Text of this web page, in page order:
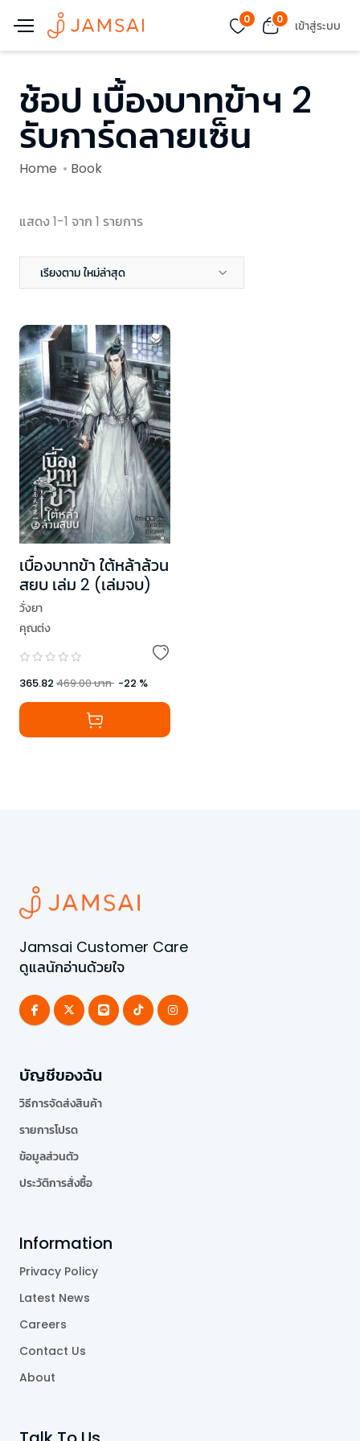
0 0 เข้าสู่ระบบ
ช้อป เบื้องบาทข้าฯ 2
รับการ์ดลายเซ็น
Home Book
แสดง 1-1 จาก 1 รายการ
เรียงตาม ใหม่ล่าสุด
เบื้องบาทข้า ใต้หล้าล้วน
สยบ เล่ม 2 (เล่มจบ)
วั่งยา
คุณต่ง
365.82 469.00บาท -22 %
Jamsai Customer Care
ดูแลนักอ่านด้วยใจ
บัญชีของฉัน
วิธีการจัดส่งสินค้า
รายการโปรด
ข้อมูลส่วนตัว
ประวัติการสั่งซื้อ
Information
Privacy Policy
Latest News
Careers
Contact Us
About